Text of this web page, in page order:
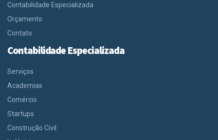
Contabilidade Especializada
Orçamento
Contato
Contabilidade Especializada
Serviços
Academias
Comércio
Startups
Construção Civil